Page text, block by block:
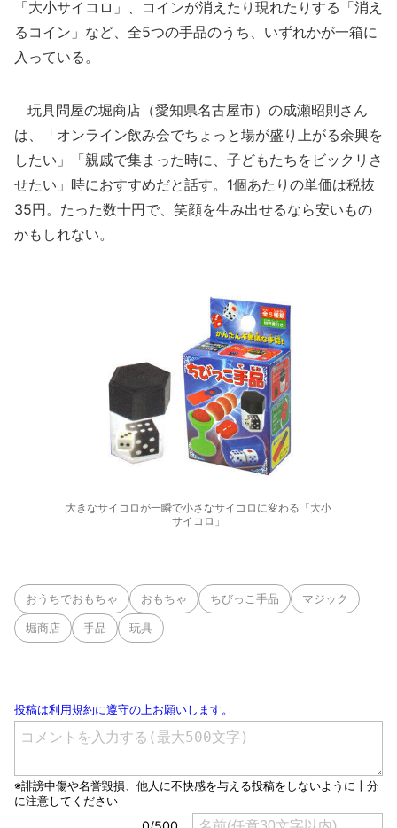
「大小サイコロ」、コインが消えたり現れたりする「消え
るコイン」など、全5つの手品のうち、いずれかが一箱に
入っている。
玩具問屋の堀商店（愛知県名古屋市）の成瀬昭則さん
は、「オンライン飲み会でちょっと場が盛り上がる余興を
したい」「親戚で集まった時に、子どもたちをビックリさ
せたい」時におすすめだと話す。1個あたりの単価は税抜
35円。たった数十円で、笑顔を生み出せるなら安いもの
かもしれない。
大きなサイコロが一瞬で小さなサイコロに変わる「大小
サイコロ」
おうちでおもちゃ おもちゃ ちびっこ手品 マジック
堀商店 手品 玩具